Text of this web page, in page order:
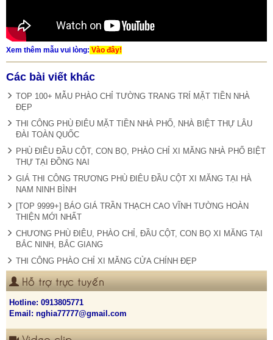
Xem thêm mẫu vui lòng: Vào đây!
Các bài viết khác
TOP 100+ MẪU PHÀO CHỈ TƯỜNG TRANG TRÍ MẶT TIỀN NHÀ
ĐẸP
THI CÔNG PHÙ ĐIÊU MẶT TIỀN NHÀ PHỐ, NHÀ BIỆT THỰ LÂU
ĐÀI TOÀN QUỐC
PHÙ ĐIÊU ĐẦU CỘT, CON BỌ, PHÀO CHỈ XI MĂNG NHÀ PHỐ BIỆT
THỰ TẠI ĐỒNG NAI
GIÁ THI CÔNG TRƯƠNG PHÙ ĐIÊU ĐẦU CỘT XI MĂNG TẠI HÀ
NAM NINH BÌNH
[TOP 9999+] BÁO GIÁ TRẦN THẠCH CAO VĨNH TƯỜNG HOÀN
THIỆN MỚI NHẤT
CHƯƠNG PHÙ ĐIÊU, PHÀO CHỈ, ĐẦU CỘT, CON BỌ XI MĂNG TẠI
BẮC NINH, BẮC GIANG
THI CÔNG PHÀO CHỈ XI MĂNG CỬA CHÍNH ĐẸP
Hỗ trợ trực tuyến
Hotline: 0913805771
Email: nghia77777@gmail.com